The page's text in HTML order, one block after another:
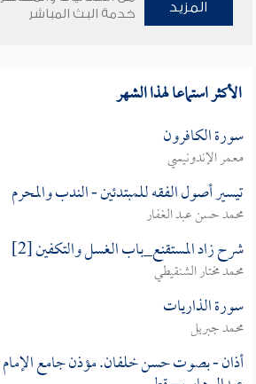
المزيد
خدمة البث المباشر
الأكثر استماعا لهذا الشهر
سورة الكافرون
معمر الإندونيسي
تيسير أصول الفقه للمبتدئين - الندب والمحرم
محمد حسن عبد الغفار
شرح زاد المستقنع_باب الغسل والتكفين [2]
محمد مختار الشنقيطي
سورة الذاريات
محمد جبريل
أذان - بصوت حسن خلفان. مؤذن جامع